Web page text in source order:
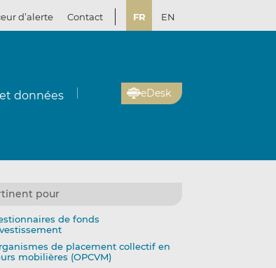
d’alerte Contact FR EN
données eDesk
pour
de fonds
de placement collectif en
mobilières (OPCVM)